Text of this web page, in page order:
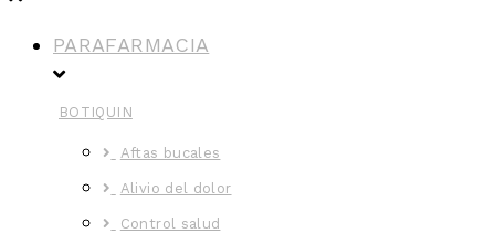
PARAFARMACIA
BOTIQUIN
Aftas bucales
Alivio del dolor
Control salud